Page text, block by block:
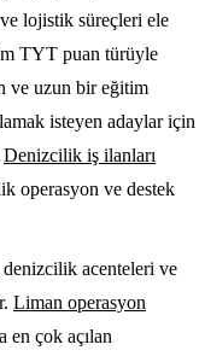
lojistik süreçleri ele
TYT puan türüyle
ve uzun bir eğitim
isteyen adaylar için
Denizcilik iş ilanları
operasyon ve destek
acenteleri ve
Liman operasyon
en çok açılan